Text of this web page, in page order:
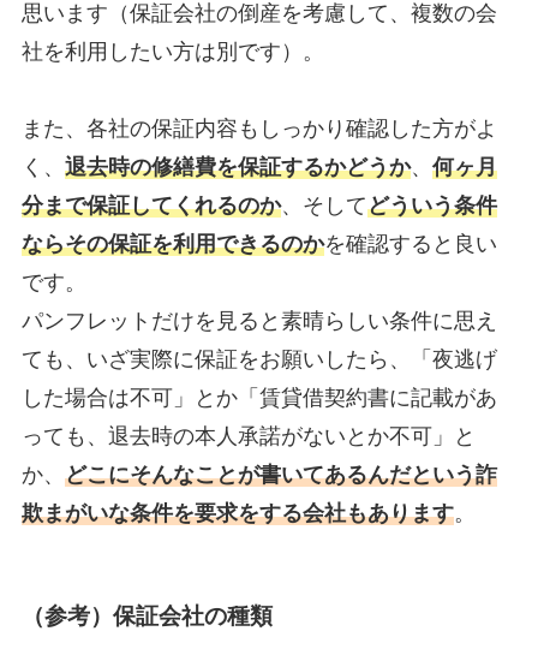
思います（保証会社の倒産を考慮して、複数の会
社を利用したい方は別です）。
また、各社の保証内容もしっかり確認した方がよ
く、 退去時の修繕費を保証するかどうか、 何ヶ月
分まで保証してくれるのか、そしてどういう条件
ならその保証を利用できるのかを確認すると良い
です。
パンフレットだけを見ると素晴らしい条件に思え
ても、いざ実際に保証をお願いしたら、「夜逃げ
した場合は不可」とか「賃貸借契約書に記載があ
っても、退去時の本人承諾がないとか不可」と
か、 どこにそんなことが書いてあるんだという詐
欺まがいな条件を要求をする会社もあります。
（参考）保証会社の種類